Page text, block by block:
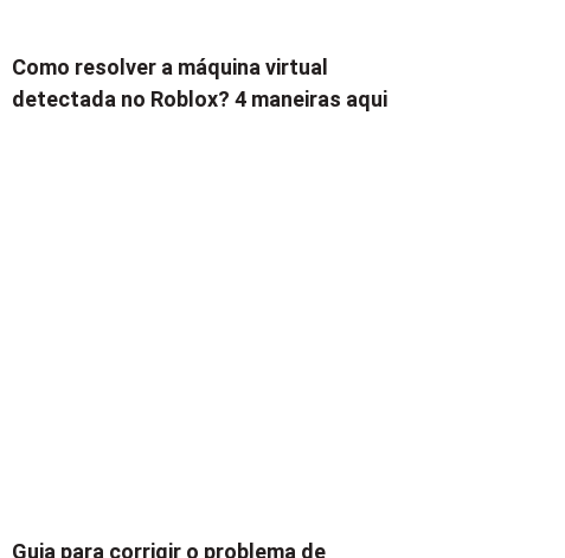
Como resolver a máquina virtual
detectada no Roblox? 4 maneiras aqui
Guia para corrigir o problema de